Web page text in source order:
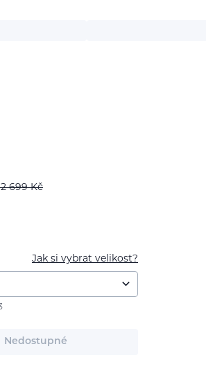
2 699Kč
Jak si vybrat velikost?
Nedostupné